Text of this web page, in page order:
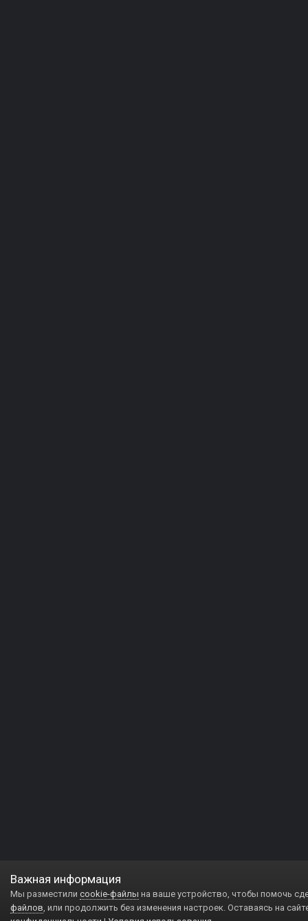
Важная информация
Мы разместили cookie-файлы на ваше устройство, чтобы помочь
файлов, или продолжить без изменения настроек. Оставаясь на